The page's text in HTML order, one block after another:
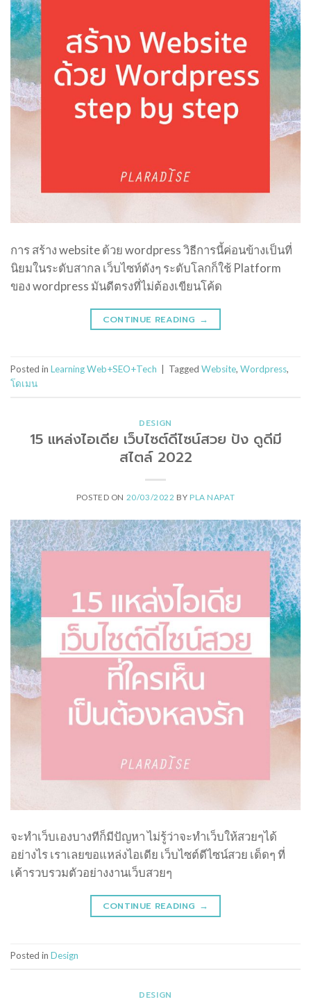
การ สร้าง website ด้วย wordpress วิธีการนี้ค่อนข้างเป็นที่
นิยมในระดับสากล เว็บไซท์ดังๆ ระดับโลกก็ใช้ Platform
ของ wordpress มันดีตรงที่ไม่ต้องเขียนโค้ด
CONTINUE READING →
Posted in Learning Web+SEO+Tech | Tagged Website, Wordpress,
โดเมน
DESIGN
15 แหล่งไอเดีย เว็บไซต์ดีไซน์สวย ปัง ดูดีมี
สไตล์ 2022
POSTED ON 20/03/2022 BY PLA NAPAT
จะทำเว็บเองบางทีก็มีปัญหา ไม่รู้ว่าจะทำเว็บให้สวยๆได้
อย่างไร เราเลยขอแหล่งไอเดีย เว็บไซต์ดีไซน์สวย เด็ดๆ ที่
เค้ารวบรวมตัวอย่างงานเว็บสวยๆ
CONTINUE READING →
Posted in Design
DESIGN